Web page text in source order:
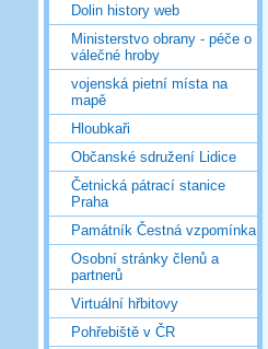
Dolin history web
Ministerstvo obrany - péče o
válečné hroby
vojenská pietní místa na
mapě
Hloubkaři
Občanské sdružení Lidice
Četnická pátrací stanice
Praha
Památník Čestná vzpomínka
Osobní stránky členů a
partnerů
Virtuální hřbitovy
Pohřebiště v ČR